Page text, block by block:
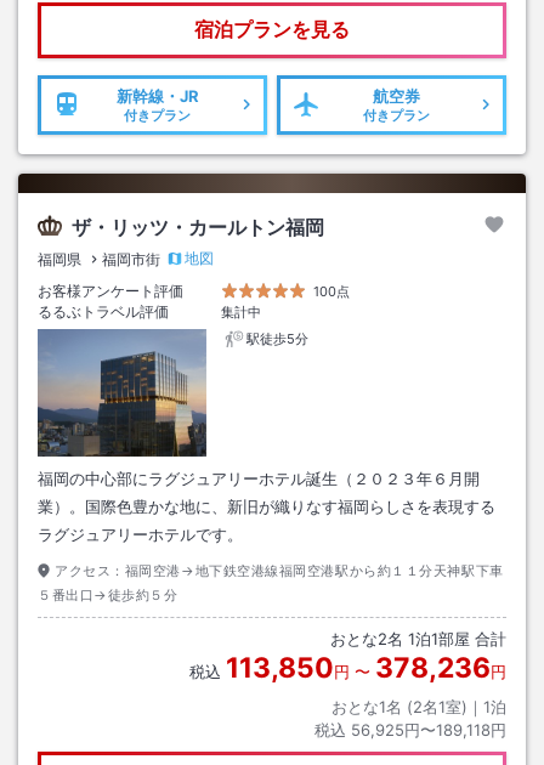
宿泊プランを見る
新幹線・JR
付きプラン
航空券
付きプラン
ザ・リッツ・カールトン福岡
福岡県 福岡市街
地図
お客様アンケート評価
100点
るるぶトラベル評価
集計中
駅徒歩5分
福岡の中心部にラグジュアリーホテル誕生（２０２３年６月開
業）。国際色豊かな地に、新旧が織りなす福岡らしさを表現する
ラグジュアリーホテルです。
アクセス： 福岡空港→地下鉄空港線福岡空港駅から約１１分天神駅下車
５番出口→徒歩約５分
おとな2名 1泊1部屋 合計
税込 113,850円 〜 378,236円
おとな1名 (2名1室)｜ 1泊
税込 56,925円〜189,118円